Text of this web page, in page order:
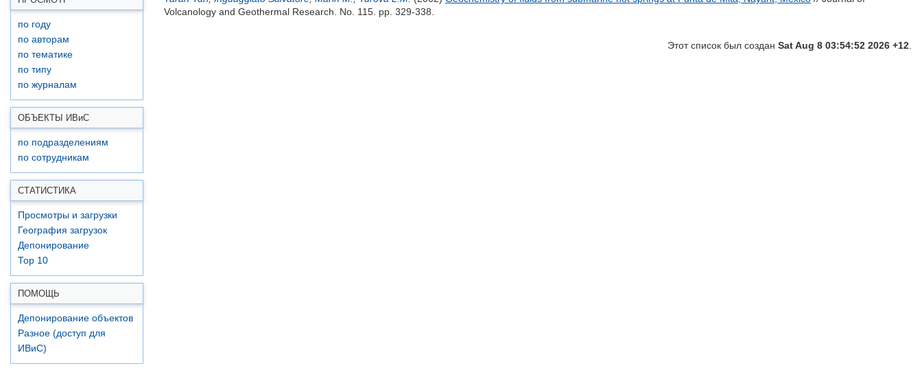
по году
по авторам
по тематике
по типу
по журналам
ОБЪЕКТЫ ИВиС
по подразделениям
по сотрудникам
СТАТИСТИКА
Просмотры и загрузки
География загрузок
Депонирование
Top 10
ПОМОЩЬ
Депонирование объектов
Разное (доступ для
ИВиС)
Volcanology and Geothermal Research. No. 115. pp. 329-338.
Этот список был создан Sat Aug 8 03:54:52 2026 +12